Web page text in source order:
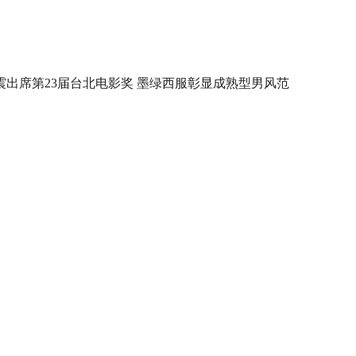
出席第23届台北电影奖 墨绿西服彰显成熟型男风范